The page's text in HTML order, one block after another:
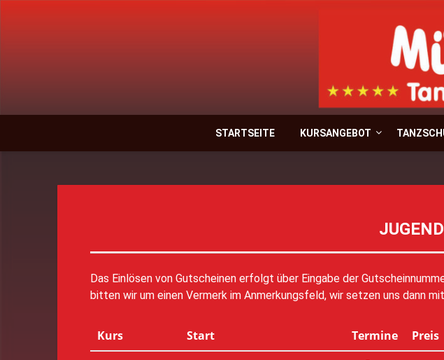
STARTSEITE KURSANGEBOT
Das Einlösen von Gutscheinen erfolgt über Eingabe der
bitten wir um einen Vermerk im Anmerkungsfeld, wir setzen uns dann